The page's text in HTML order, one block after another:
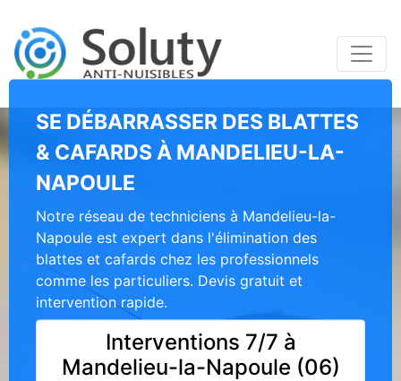
SE DÉBARRASSER DES BLATTES
& CAFARDS À MANDELIEU-LA-
NAPOULE
Notre réseau de techniciens à Mandelieu-la-
Napoule est expert dans l'élimination des
blattes et cafards chez les professionnels
comme les particuliers. Devis gratuit et
intervention rapide.
Interventions 7/7 à
Mandelieu-la-Napoule (06)